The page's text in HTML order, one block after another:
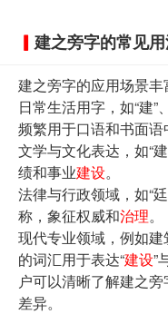
建之旁字的常见
建之旁字的应用场景丰
日常生活用字，如“建”
频繁用于口语和书面语
文学与文化表达，如“
绩和事业建设。
法律与行政领域，如“
称，象征权威和治理。
现代专业领域，例如
的词汇用于表达“建设”
户可以清晰了解建之
差异。